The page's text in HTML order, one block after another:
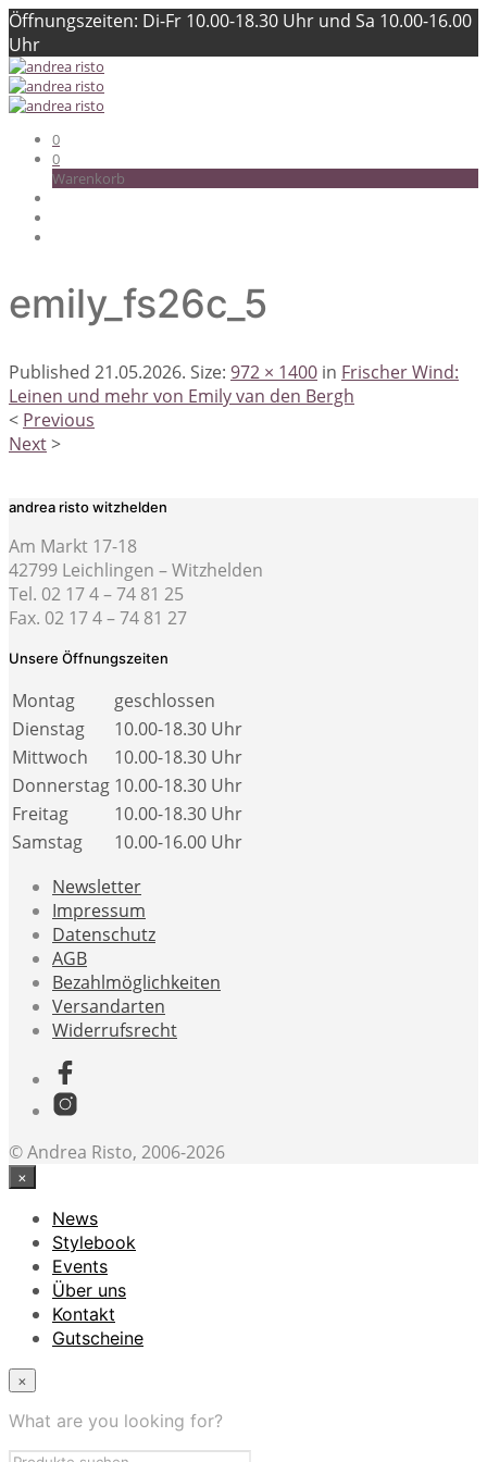
Öffnungszeiten: Di-Fr 10.00-18.30 Uhr und Sa 10.00-16.00
Uhr
0
0
Warenkorb
emily_fs26c_5
Published 21.05.2026. Size: 972 × 1400 in Frischer Wind:
Leinen und mehr von Emily van den Bergh
< Previous
Next>
andrea risto witzhelden
Am Markt 17-18
42799 Leichlingen – Witzhelden
Tel. 02 17 4 – 74 81 25
Fax. 02 17 4 – 74 81 27
Unsere Öffnungszeiten
Montag
geschlossen
Dienstag
10.00-18.30 Uhr
Mittwoch
10.00-18.30 Uhr
Donnerstag 10.00-18.30 Uhr
Freitag
10.00-18.30 Uhr
Samstag
10.00-16.00 Uhr
Newsletter
Impressum
Datenschutz
AGB
Bezahlmöglichkeiten
Versandarten
Widerrufsrecht
© Andrea Risto, 2006-2026
×
News
Stylebook
Events
Über uns
Kontakt
Gutscheine
×
What are you looking for?